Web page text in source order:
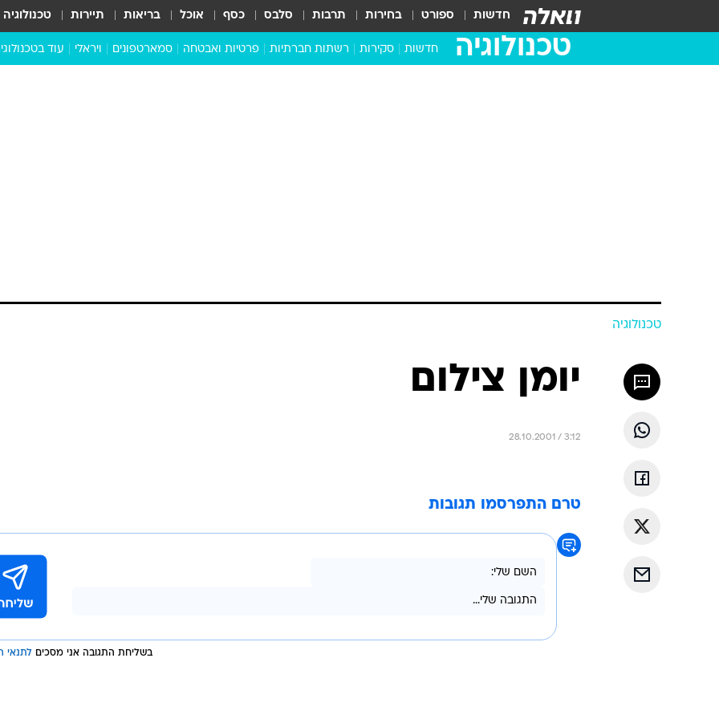
חדשות ספורט בחירות תרבות סלבס כסף אוכל בריאות תיירות טכנולוגיה
טכנולוגיה חדשות סקירות רשתות חברתיות פרטיות ואבטחה סמארטפונים ויראלי עוד
טכנולוגיה
יומן צילום
28.10.2001 / 3:12
טרם התפרסמו תגובות
בשליחת התגובה אני מסכים לתנאי